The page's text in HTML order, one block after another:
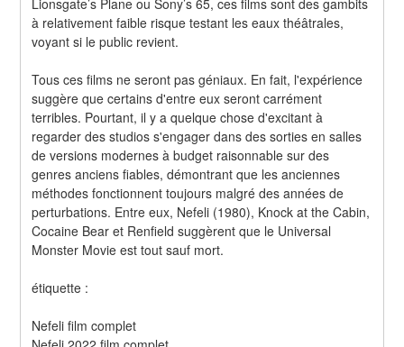
à relativement faible risque testant les eaux théâtrales,
voyant si le public revient.
Tous ces films ne seront pas géniaux. En fait, l'expérience
suggère que certains d'entre eux seront carrément
terribles. Pourtant, il y a quelque chose d'excitant à
regarder des studios s'engager dans des sorties en salles
de versions modernes à budget raisonnable sur des
genres anciens fiables, démontrant que les anciennes
méthodes fonctionnent toujours malgré des années de
perturbations. Entre eux, Nefeli (1980), Knock at the Cabin,
Cocaine Bear et Renfield suggèrent que le Universal
Monster Movie est tout sauf mort.
étiquette :
Nefeli film complet